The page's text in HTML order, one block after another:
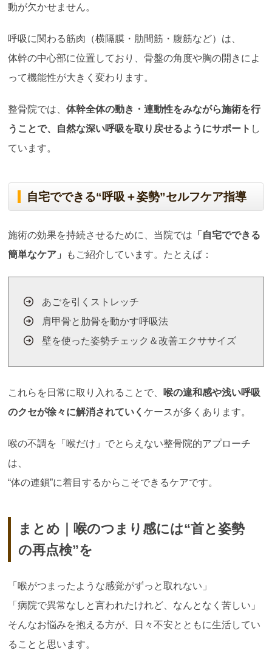
動が欠かせません。
呼吸に関わる筋肉（横隔膜・肋間筋・腹筋など）は、
体幹の中心部に位置しており、骨盤の角度や胸の開きによ
って機能性が大きく変わります。
整骨院では、体幹全体の動き・連動性をみながら施術を行
うことで、自然な深い呼吸を取り戻せるようにサポート し
ています。
自宅でできる“呼吸＋姿勢”セルフケア指導
施術の効果を持続させるために、当院では 「自宅でできる
簡単なケア」
もご紹介しています。たとえば：
あごを引くストレッチ
肩甲骨と肋骨を動かす呼吸法
壁を使った姿勢チェック＆改善エクササイズ
これらを日常に取り入れることで、 喉の違和感や浅い呼吸
のクセが徐々に解消されていくケースが多くあります。
喉の不調を「喉だけ」でとらえない整骨院的アプローチ
は、
“体の連鎖”に着目するからこそできるケアです。
まとめ｜喉のつまり感には“首と姿勢
の再点検”を
「喉がつまったような感覚がずっと取れない」
「病院で異常なしと言われたけれど、なんとなく苦しい」
そんなお悩みを抱える方が、日々不安とともに生活してい
ることと思います。